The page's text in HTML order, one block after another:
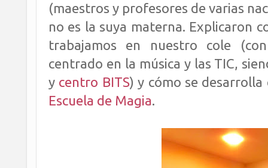
(maestros y profesores de varias
no es la suya materna. Explicaron
trabajamos en nuestro cole
centrado en la música y las TIC,
y centro BITS) y cómo se
Escuela de Magia.